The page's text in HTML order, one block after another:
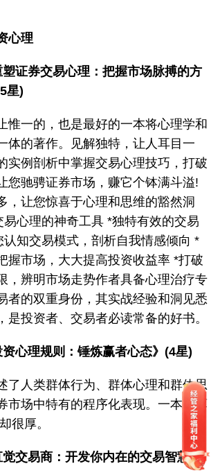
心理
塑证券交易心理：把握市场脉搏的方
星)
一的，也是最好的一本将心理学和
体的著作。见解独特，让人耳目一
实例剖析中掌握交易心理技巧，打破
您驰骋证券市场，赚它个钵满斗溢!
，让您惊喜于心理和思维的豁然洞
易心理的神奇工具 *独特有效的交易
认知交易模式，剖析自我情感倾向 *
握市场，大大提高投资收益率 *打破
，辨明市场走势作者具备心理治疗专
者的双重身份，其实战经验和洞见悉
是投资者、交易者必读常备的好书。
心理规则：锤炼赢者心态》(4星)
人类群体行为、群体心理和群体思
市场中特有的程序化表现。一本挺薄
很厚。
交易商：开发你内在的交易智慧》